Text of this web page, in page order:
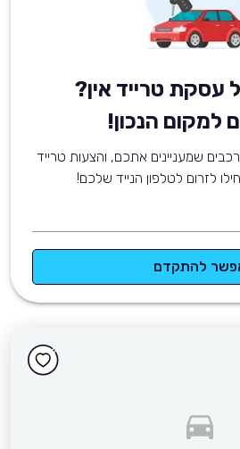
עסקת טרייד אין?
למקום הנכון!
שמעניינים אתכם, והצעות טרייד
לזרום לטלפון הנייד שלכם!
להתקדם